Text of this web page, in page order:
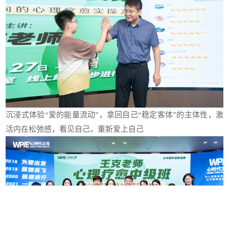
沉浸式体验“爱的能量流动”，拿回自己“稳定客体”的主体性，激
活内在松弛感，看见自己，重新爱上自己